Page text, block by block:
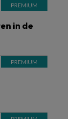
in de